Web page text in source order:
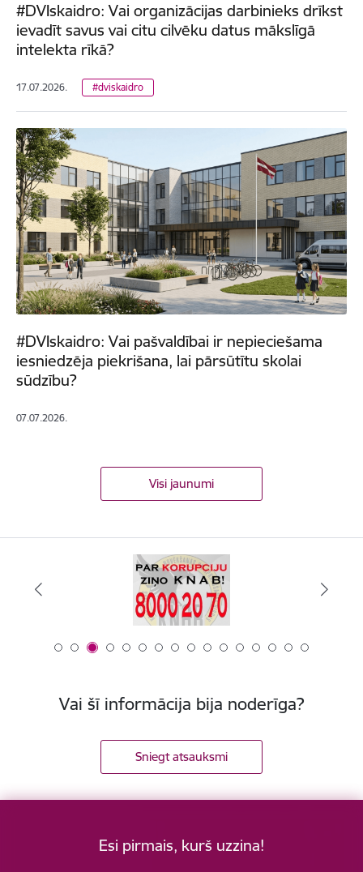
#DVIskaidro: Vai organizācijas darbinieks drīkst
ievadīt savus vai citu cilvēku datus mākslīgā
intelekta rīkā?
17.07.2026. #dviskaidro
#DVIskaidro: Vai pašvaldībai ir nepieciešama
iesniedzēja piekrišana, lai pārsūtītu skolai
sūdzību?
07.07.2026.
Visi jaunumi
Vai šī informācija bija noderīga?
Sniegt atsauksmi
Esi pirmais, kurš uzzina!